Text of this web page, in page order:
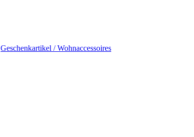
Geschenkartikel / Wohnaccessoires